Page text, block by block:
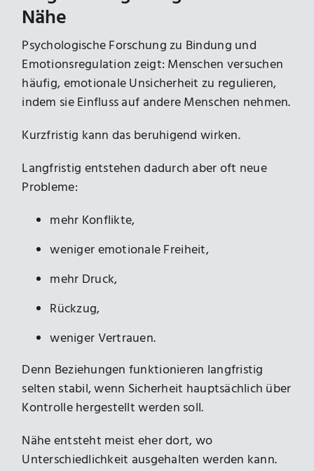
Nähe
Psychologische Forschung zu Bindung und
Emotionsregulation zeigt: Menschen versuchen
häufig, emotionale Unsicherheit zu regulieren,
indem sie Einfluss auf andere Menschen nehmen.
Kurzfristig kann das beruhigend wirken.
Langfristig entstehen dadurch aber oft neue
Probleme:
mehr Konflikte,
weniger emotionale Freiheit,
mehr Druck,
Rückzug,
weniger Vertrauen.
Denn Beziehungen funktionieren langfristig
selten stabil, wenn Sicherheit hauptsächlich über
Kontrolle hergestellt werden soll.
Nähe entsteht meist eher dort, wo
Unterschiedlichkeit ausgehalten werden kann.